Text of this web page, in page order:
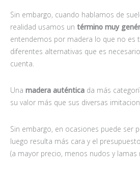
Sin embargo, cuando hablamos de
realidad usamos un término muy
entendemos por madera lo que no es
diferentes alternativas que es
cuenta.
Una madera auténtica da más
su valor más que sus diversas
Sin embargo, en ocasiones puede ser
luego resulta más cara y el
(a mayor precio, menos nudos y lamas